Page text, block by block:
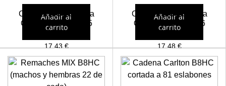
Cadena procesadora
Oregon 19HX en 55
eslabones
17,43€
Añadir al
carrito
Cadena procesadora
Oregon 18HX en 66
eslabones
17,48€
Añadir al
carrito